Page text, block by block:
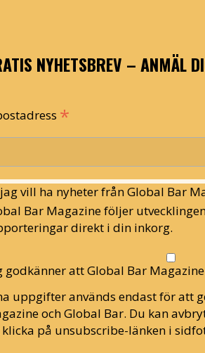
NYHETSBREV – ANMÄL
*
jag vill ha nyheter från Global Bar
Bar Magazine följer
direkt i din inkorg.
godkänner att Global Bar
uppgifter används endast för att
och Global Bar. Du kan
på unsubscribe-länken i